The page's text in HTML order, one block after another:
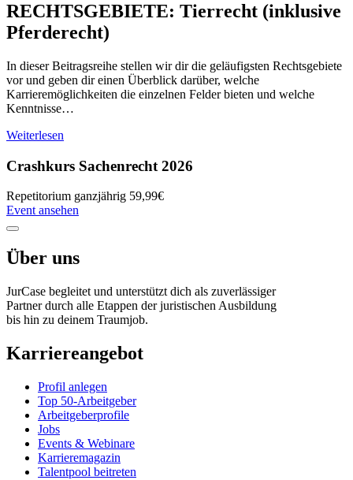
RECHTSGEBIETE: Tierrecht (inklusive
Pferderecht)
In dieser Beitragsreihe stellen wir dir die geläufigsten Rechtsgebiete
vor und geben dir einen Überblick darüber, welche
Karrieremöglichkeiten die einzelnen Felder bieten und welche
Kenntnisse…
Weiterlesen
Crashkurs Sachenrecht 2026
Repetitorium ganzjährig 59,99€
Event ansehen
Über uns
JurCase begleitet und unterstützt dich als zuverlässiger
Partner durch alle Etappen der juristischen Ausbildung
bis hin zu deinem Traumjob.
Karriereangebot
Profil anlegen
Top 50-Arbeitgeber
Arbeitgeberprofile
Jobs
Events & Webinare
Karrieremagazin
Talentpool beitreten